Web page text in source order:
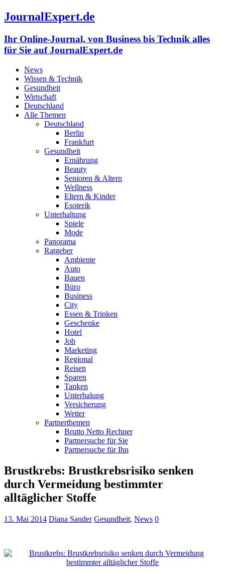
JournalExpert.de
Ihr Online-Journal, von Business bis Technik alles
für Sie auf JournalExpert.de
News
Wissen & Technik
Gesundheit
Wirtschaft
Deutschland
Alle Themen
Deutschland
Berlin
Frankfurt
Gesundheit
Ernährung
Beauty
Senioren & Altern
Wellness
Eltern & Kinder
Esoterik
Unterhaltung
Spiele
Mode
Panorama
Ratgeber
Ambiente
Auto
Bauen
Büro
Business
City
Essen & Trinken
Geschenke
Hotel
Job
Marketing
Regional
Reisen
Sparen
Tanken
Unterhalung
Versicherung
Wetter
Partnerthemen
Brutto Netto Rechner
Partnersuche für Sie
Partnersuche für Ihn
Brustkrebs: Brustkrebsrisiko senken
durch Vermeidung bestimmter
alltäglicher Stoffe
13. Mai 2014 Diana Sander Gesundheit, News 0